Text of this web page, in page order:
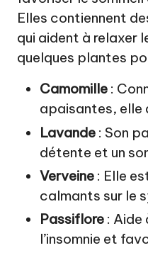
Elles contiennent
qui aident à relaxer
quelques plantes
Camomille :
apaisantes, elle
Lavande : Son
détente et un
Verveine : Elle
calmants sur le
Passiflore :
l’insomnie et